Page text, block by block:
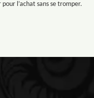
l’achat sans se tromper.